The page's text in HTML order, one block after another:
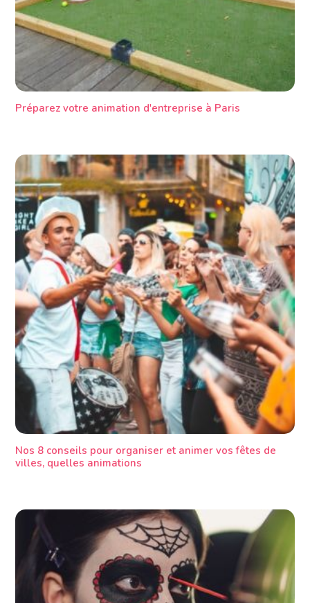
Préparez votre animation d'entreprise à Paris
Nos 8 conseils pour organiser et animer vos fêtes de
villes, quelles animations